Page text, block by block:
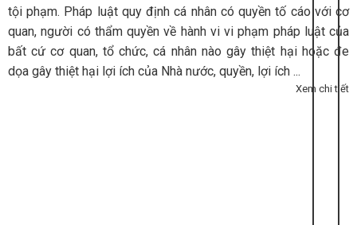
tội phạm. Pháp luật quy định cá nhân có quyền tố cáo với cơ
quan, người có thẩm quyền về hành vi vi phạm pháp luật của
bất cứ cơ quan, tổ chức, cá nhân nào gây thiệt hại hoặc đe
dọa gây thiệt hại lợi ích của Nhà nước, quyền, lợi ích ...
Xem chi tiết